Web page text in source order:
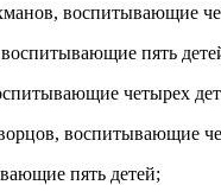
воспитывающие
пять
четырех
воспитывающие
пять детей;